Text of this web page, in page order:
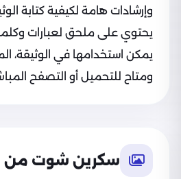
وإرشادات هامة لكيفية كتابة
يحتوي على ملحق لعبارات
ومتاح للتحميل أو التصفح
سكرين شوت من